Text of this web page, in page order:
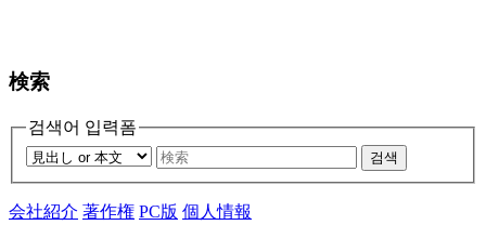
検索
검색어 입력폼
검색
会社紹介 著作権 PC版 個人情報